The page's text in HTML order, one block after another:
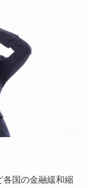
各国の金融緩和縮